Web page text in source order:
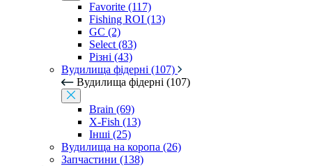
Favorite (117)
Fishing ROI (13)
GC (2)
Select (83)
Різні (43)
Вудилища фідерні (107)
Вудилища фідерні (107)
Brain (69)
X-Fish (13)
Інші (25)
Вудилища на коропа (26)
Запчастини (138)